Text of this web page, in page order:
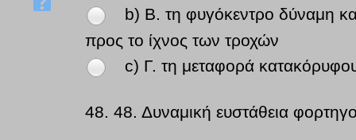
b) Β. τη φυγόκεντρο δύναμη
προς το ίχνος των τροχών
c) Γ. τη μεταφορά
48. 48. Δυναμική ευστάθεια